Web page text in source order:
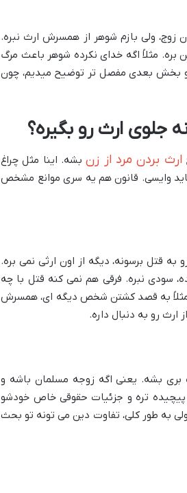
زوج، ولی بازم شوهر از همسرش ارث نبره.
مثلاً اگه خدای نکرده شوهر باعث مرگ
بخش بعدی مفصل تر توضیح میدیم، چون
جلوی ارث رو بگیره؟
ارث بردن مرد از زنبشه. اینا مثل چراغ
وایسی. قانون هم یه سری موانع مشخص
قتل برسونه، دیگه از اون ارثی نمی بره.
نبره. فرقی هم نمی کنه قتل با چه
مثلاً به قصد کشتن شخص دیگه ای، همسرش
رو به دنبال داره.
بری بشه. یعنی اگه زوجه مسلمان باشه و
تره و جزئیات حقوقی خاص خودشو
به طور کلی، تفاوت دین می تونه تو بحث